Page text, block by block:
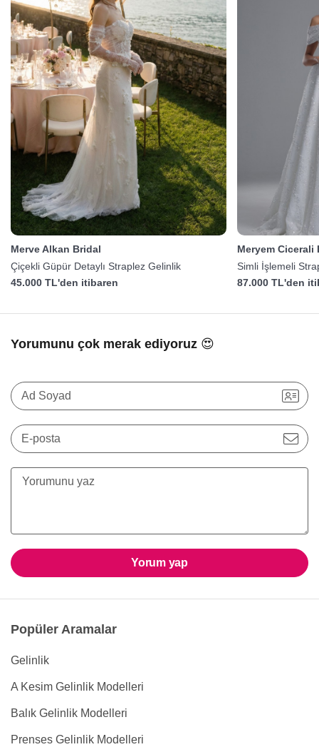
Merve Alkan Bridal
Çiçekli Güpür Detaylı Straplez Gelinlik
45.000 TL'den itibaren
Meryem Cicerali
Simli İşlemeli
87.000 TL'den
Yorumunu çok merak ediyoruz 😍
Ad Soyad
E-posta
Yorum yap
Popüler Aramalar
Gelinlik
A Kesim Gelinlik Modelleri
Balık Gelinlik Modelleri
Prenses Gelinlik Modelleri